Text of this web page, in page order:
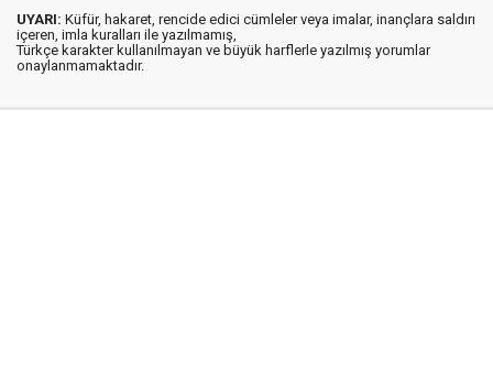
UYARI: Küfür, hakaret, rencide edici cümleler veya imalar, inançlara saldırı
içeren, imla kuralları ile yazılmamış,
Türkçe karakter kullanılmayan ve büyük harflerle yazılmış yorumlar
onaylanmamaktadır.